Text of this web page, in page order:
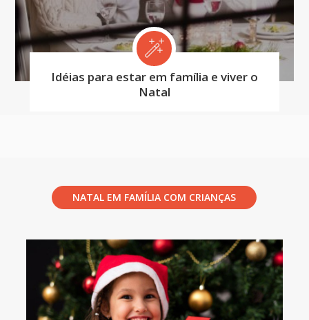
Idéias para estar em família e viver o
Natal
NATAL EM FAMÍLIA COM CRIANÇAS